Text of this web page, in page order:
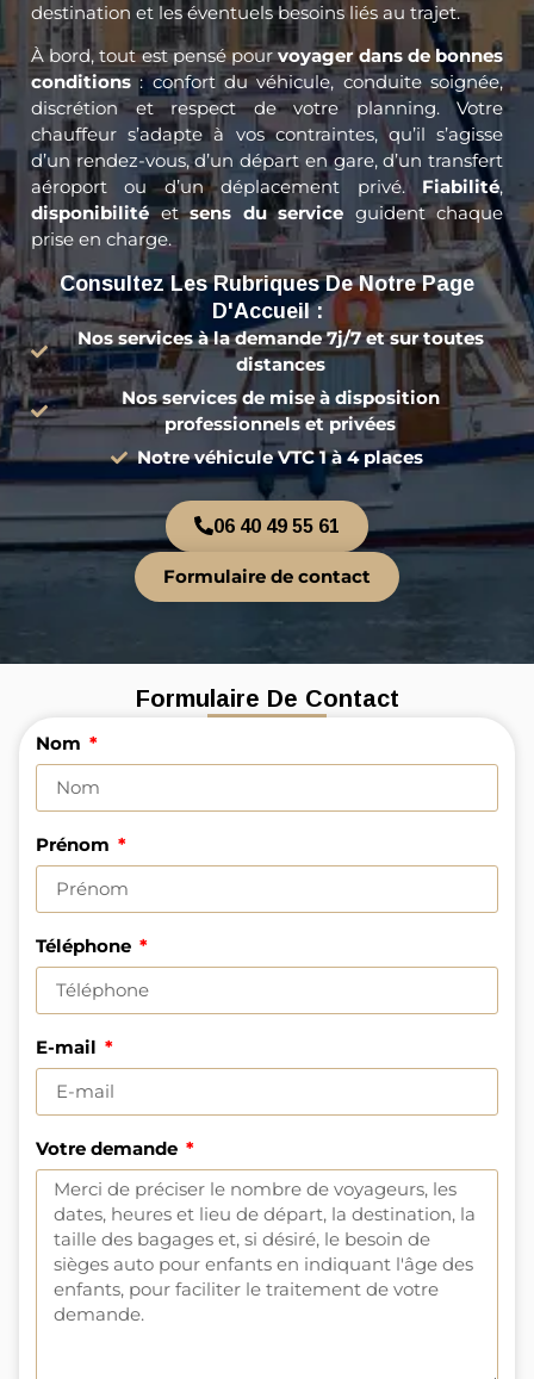
destination et les éventuels besoins liés au trajet.
À bord, tout est pensé pourvoyager dans de bonnes
conditions: confort du véhicule, conduite soignée,
discrétion et respect de votre planning. Votre
chauffeur s’adapte à vos contraintes, qu’il s’agisse
d’un rendez-vous, d’un départ en gare, d’un transfert
aéroport ou d’un déplacement privé. Fiabilité,
disponibilitéetsens du service guident chaque
prise en charge.
Consultez Les Rubriques De Notre Page
D'Accueil :
Nos services à la demande 7j/7 et sur toutes
distances
Nos services de mise à disposition
professionnels et privées
Notre véhicule VTC 1 à 4 places
06 40 49 55 61
Formulaire de contact
Formulaire De Contact
Nom
Prénom
Téléphone
E-mail
Votre demande